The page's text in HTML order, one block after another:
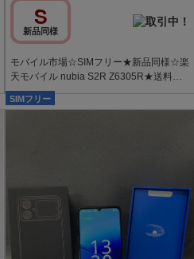
S
新品同様
モバイル市場☆SIMフリー★新品同様☆楽
天モバイル nubia S2R Z6305R★送料無
料
SIMフリー